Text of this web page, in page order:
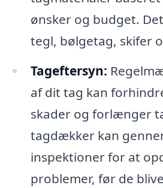
ønsker og budget.
tegl, bølgetag, skifer
Tageftersyn:
af dit tag kan
skader og forlænger
tagdækker kan
inspektioner for at
problemer, før de